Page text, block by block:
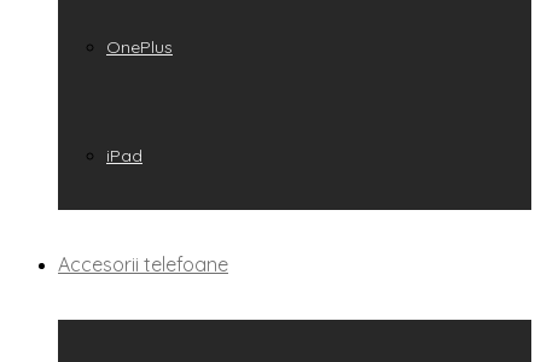
OnePlus
iPad
Accesorii telefoane